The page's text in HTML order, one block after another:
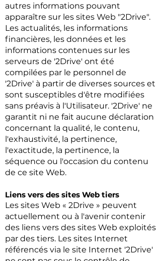
autres informations pouvant
apparaître sur les sites Web "2Drive".
Les actualités, les informations
financières, les données et les
informations contenues sur les
serveurs de '2Drive' ont été
compilées par le personnel de
'2Drive' à partir de diverses sources et
sont susceptibles d'être modifiées
sans préavis à l'Utilisateur. '2Drive' ne
garantit ni ne fait aucune déclaration
concernant la qualité, le contenu,
l'exhaustivité, la pertinence,
l'exactitude, la pertinence, la
séquence ou l'occasion du contenu
de ce site Web.
Liens vers des sites Web tiers
Les sites Web « 2Drive » peuvent
actuellement ou à l'avenir contenir
des liens vers des sites Web exploités
par des tiers. Les sites Internet
référencés via le site Internet '2Drive'